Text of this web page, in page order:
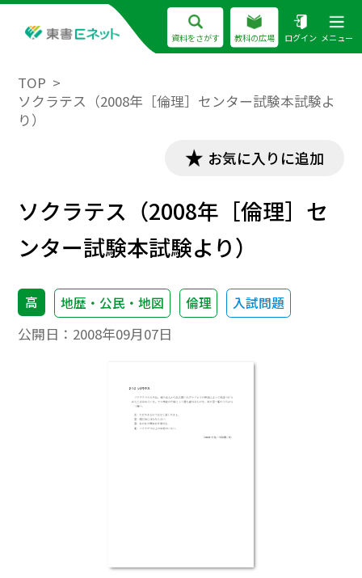
資料をさがす 教科の広場 ログイン メニュー
TOP
ソクラテス（2008年［倫理］センター試験本試験よ
り）
お気に入りに追加
ソクラテス（2008年［倫理］セ
ンター試験本試験より）
高 地歴・公民・地図 倫理 入試問題
公開日： 2008年09月07日